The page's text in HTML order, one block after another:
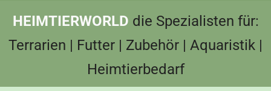
HEIMTIERWORLD die Spezialisten für:
Terrarien | Futter | Zubehör | Aquaristik |
Heimtierbedarf